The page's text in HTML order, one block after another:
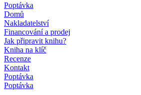
Poptávka
Domů
Nakladatelství
Financování a prodej
Jak připravit knihu?
Kniha na klíč
Recenze
Kontakt
Poptávka
Poptávka